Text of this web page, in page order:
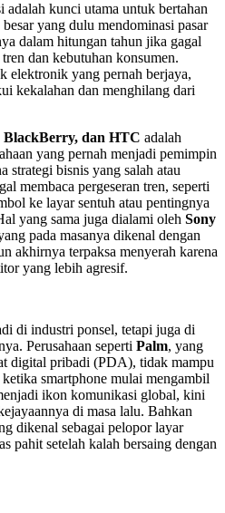
kunci utama untuk bertahan
yang dulu mendominasi pasar
dalam hitungan tahun jika gagal
dan kebutuhan konsumen.
elektronik yang pernah berjaya,
kekalahan dan menghilang dari
BlackBerry, dan HTC adalah
yang pernah menjadi pemimpin
strategi bisnis yang salah atau
membaca pergeseran tren, seperti
ke layar sentuh atau pentingnya
yang sama juga dialami oleh Sony
pada masanya dikenal dengan
akhirnya terpaksa menyerah karena
yang lebih agresif.
di industri ponsel, tetapi juga di
Perusahaan seperti Palm, yang
digital pribadi (PDA), tidak mampu
smartphone mulai mengambil
ikon komunikasi global, kini
di masa lalu. Bahkan
dikenal sebagai pelopor layar
pahit setelah kalah bersaing dengan